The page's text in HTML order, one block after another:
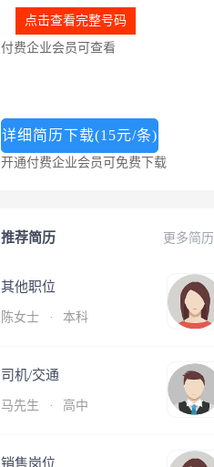
点击查看完整号码
付费企业会员可查看
详细简历下载(15元/条)
开通付费企业会员可免费下载
更多简历
推荐简历
其他职位
陈女士 · 本科
司机/交通
马先生 · 高中
销售岗位